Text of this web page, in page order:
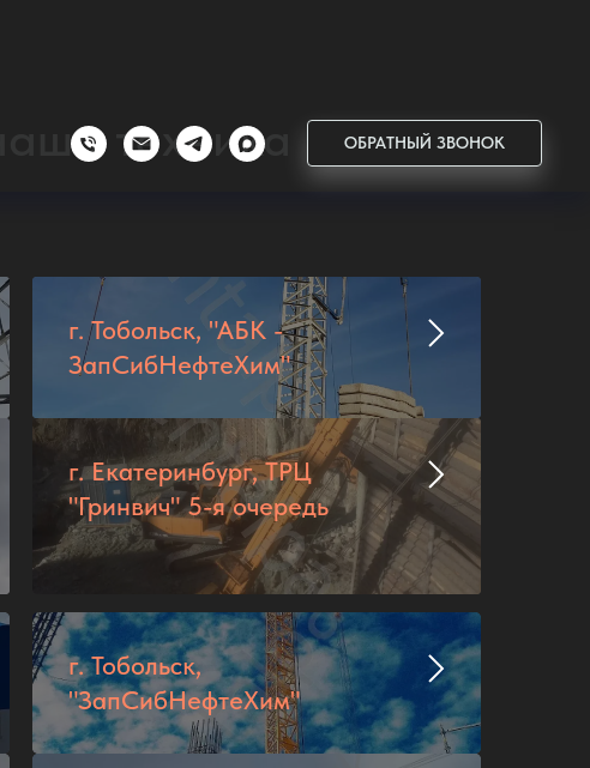
ОБРАТНЫЙ ЗВОНОК
техника
г. Тобольск, "АБК -
ЗапСибНефтеХим"
г. Екатеринбург, ТРЦ
"Гринвич" 5-я очередь
г. Тобольск,
"ЗапСибНефтеХим"